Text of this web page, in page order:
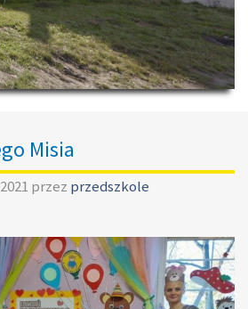
Misia
przez przedszkole